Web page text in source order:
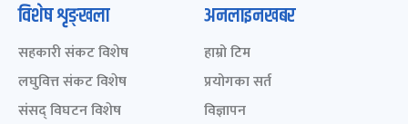
विशेष शृङ्खला
सहकारी संकट विशेष
लघुवित्त संकट विशेष
संसद् विघटन विशेष
अनलाइनखबर
हाम्रो टिम
प्रयोगका सर्त
विज्ञापन